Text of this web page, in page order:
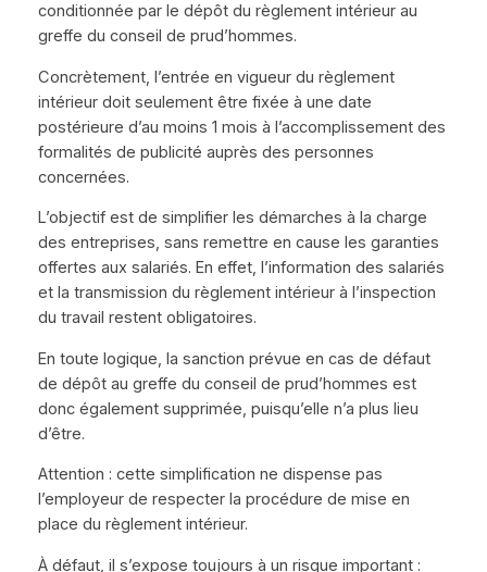
conditionnée par le dépôt du règlement intérieur au
greffe du conseil de prud’hommes.
Concrètement, l’entrée en vigueur du règlement
intérieur doit seulement être fixée à une date
postérieure d’au moins 1 mois à l’accomplissement des
formalités de publicité auprès des personnes
concernées.
L’objectif est de simplifier les démarches à la charge
des entreprises, sans remettre en cause les garanties
offertes aux salariés. En effet, l’information des salariés
et la transmission du règlement intérieur à l’inspection
du travail restent obligatoires.
En toute logique, la sanction prévue en cas de défaut
de dépôt au greffe du conseil de prud’hommes est
donc également supprimée, puisqu’elle n’a plus lieu
d’être.
Attention : cette simplification ne dispense pas
l’employeur de respecter la procédure de mise en
place du règlement intérieur.
À défaut, il s’expose toujours à un risque important :